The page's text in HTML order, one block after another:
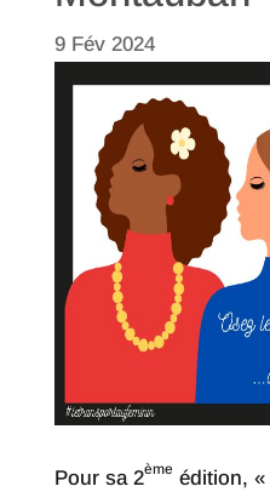
9 Fév 2024
Pour sa 2ème édition, «